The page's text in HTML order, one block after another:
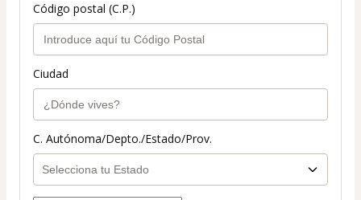
Código postal (C.P.)
Ciudad
C. Autónoma/Depto./Estado/Prov.